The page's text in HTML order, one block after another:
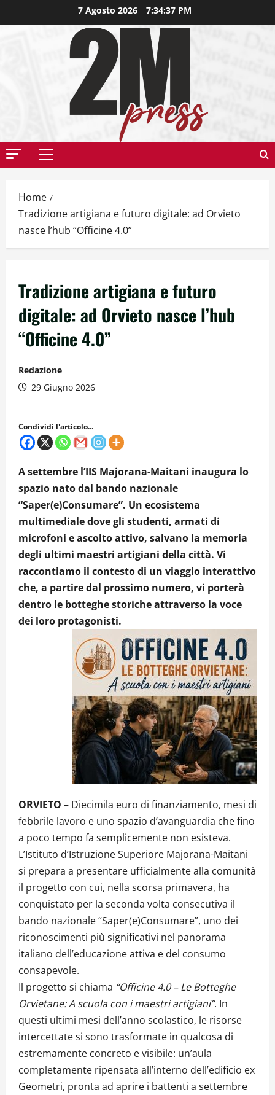
7 Agosto 2026 7:34:38 PM
Home
Tradizione artigiana e futuro digitale: ad Orvieto
nasce l’hub “Officine 4.0”
Tradizione artigiana e futuro
digitale: ad Orvieto nasce l’hub
“Officine 4.0”
Redazione
29 Giugno 2026
Condividi l'articolo...
A settembre l’IIS Majorana-Maitani inaugura lo
spazio nato dal bando nazionale
“Saper(e)Consumare”. Un ecosistema
multimediale dove gli studenti, armati di
microfoni e ascolto attivo, salvano la memoria
degli ultimi maestri artigiani della città. Vi
raccontiamo il contesto di un viaggio interattivo
che, a partire dal prossimo numero, vi porterà
dentro le botteghe storiche attraverso la voce
dei loro protagonisti.
ORVIETO – Diecimila euro di finanziamento, mesi di
febbrile lavoro e uno spazio d’avanguardia che fino
a poco tempo fa semplicemente non esisteva.
L’Istituto d’Istruzione Superiore Majorana-Maitani
si prepara a presentare ufficialmente alla comunità
il progetto con cui, nella scorsa primavera, ha
conquistato per la seconda volta consecutiva il
bando nazionale “Saper(e)Consumare”, uno dei
riconoscimenti più significativi nel panorama
italiano dell’educazione attiva e del consumo
consapevole.
Il progetto si chiama “Officine 4.0 – Le Botteghe
Orvietane: A scuola con i maestri artigiani”. In
questi ultimi mesi dell’anno scolastico, le risorse
intercettate si sono trasformate in qualcosa di
estremamente concreto e visibile: un’aula
completamente ripensata all’interno dell’edificio ex
Geometri, pronta ad aprire i battenti a settembre